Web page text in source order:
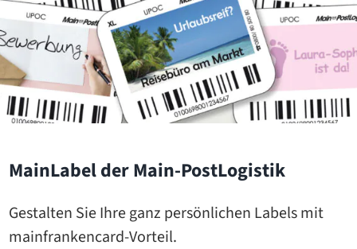
MainLabel der Main-PostLogistik
Gestalten Sie Ihre ganz persönlichen Labels mit
mainfrankencard-Vorteil.